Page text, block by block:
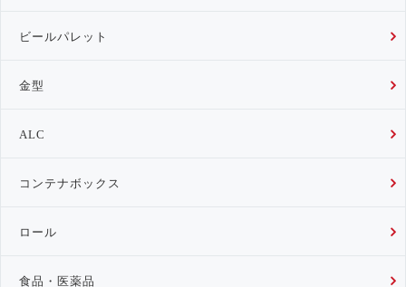
ビールパレット
金型
ALC
コンテナボックス
ロール
食品・医薬品